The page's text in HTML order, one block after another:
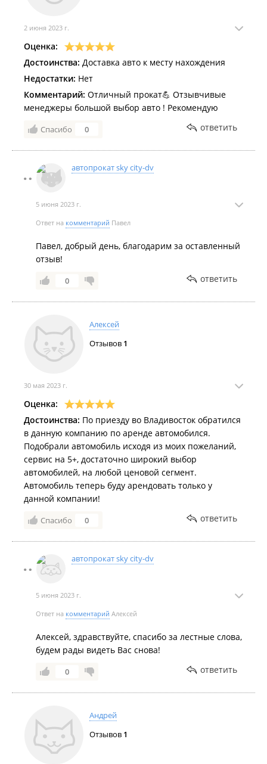
2 июня 2023 г.
Оценка:
Достоинства: Доставка авто к месту нахождения
Недостатки: Нет
Комментарий: Отличный прокат💪 Отзывчивые
менеджеры большой выбор авто ! Рекомендую
Спасибо 0 ответить
автопрокат sky city-dv
5 июня 2023 г.
Ответ на комментарий Павел
Павел, добрый день, благодарим за оставленный
отзыв!
0 ответить
Алексей
Отзывов 1
30 мая 2023 г.
Оценка:
Достоинства: По приезду во Владивосток обратился
в данную компанию по аренде автомобился.
Подобрали автомобиль исходя из моих пожеланий,
сервис на 5+, достаточно широкий выбор
автомобилей, на любой ценовой сегмент.
Автомобиль теперь буду арендовать только у
данной компании!
Спасибо 0 ответить
автопрокат sky city-dv
5 июня 2023 г.
Ответ на комментарий Алексей
Алексей, здравствуйте, спасибо за лестные слова,
будем рады видеть Вас снова!
0 ответить
Андрей
Отзывов 1